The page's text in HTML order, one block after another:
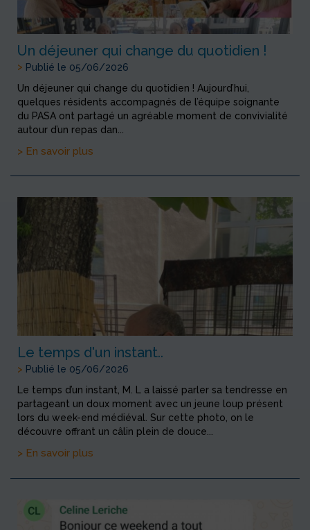
Un déjeuner qui change du quotidien !
> Publié le 05/06/2026
Un déjeuner qui change du quotidien ! Aujourd’hui,
quelques résidents accompagnés de l’équipe soignante
du PASA ont partagé un agréable moment de convivialité
autour d’un repas dan...
> En savoir plus
Le temps d'un instant..
> Publié le 05/06/2026
Le temps d’un instant, M. L a laissé parler sa tendresse en
partageant un doux moment avec un jeune loup présent
lors du week-end médiéval. Sur cette photo, on le
découvre offrant un câlin plein de douce...
> En savoir plus